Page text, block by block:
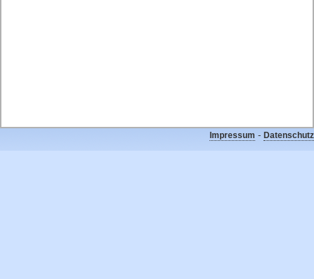
Impressum - Datenschutz